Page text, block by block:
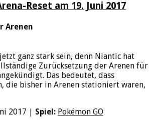
Reset am 19. Juni 2017
Arenen
ganz stark sein, denn Niantic hat
Zurücksetzung der Arenen für
Das bedeutet, dass
die bisher in Arenen stationiert waren,
2017 | Spiel: Pokémon GO